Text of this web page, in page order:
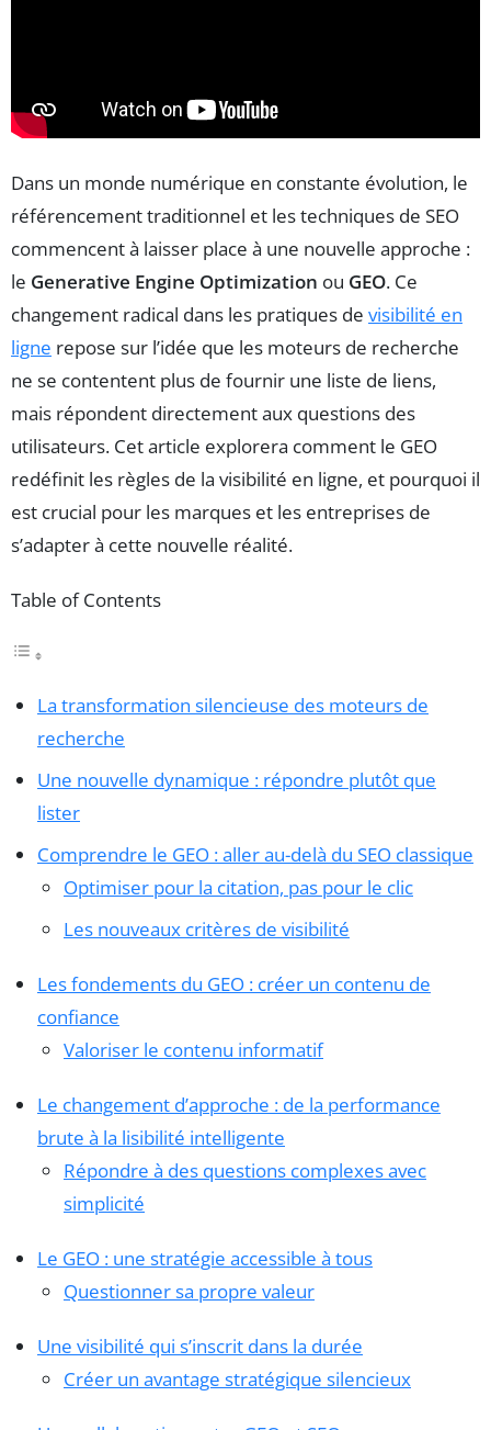
Dans un monde numérique en constante évolution, le
référencement traditionnel et les techniques de SEO
commencent à laisser place à une nouvelle approche :
le Generative Engine Optimization ou GEO. Ce
changement radical dans les pratiques de visibilité en
ligne repose sur l’idée que les moteurs de recherche
ne se contentent plus de fournir une liste de liens,
mais répondent directement aux questions des
utilisateurs. Cet article explorera comment le GEO
redéfinit les règles de la visibilité en ligne, et pourquoi il
est crucial pour les marques et les entreprises de
s’adapter à cette nouvelle réalité.
Table of Contents
La transformation silencieuse des moteurs de
recherche
Une nouvelle dynamique : répondre plutôt que
lister
Comprendre le GEO : aller au-delà du SEO classique
Optimiser pour la citation, pas pour le clic
Les nouveaux critères de visibilité
Les fondements du GEO : créer un contenu de
confiance
Valoriser le contenu informatif
Le changement d’approche : de la performance
brute à la lisibilité intelligente
Répondre à des questions complexes avec
simplicité
Le GEO : une stratégie accessible à tous
Questionner sa propre valeur
Une visibilité qui s’inscrit dans la durée
Créer un avantage stratégique silencieux